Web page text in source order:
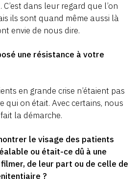
dans leur regard que l’on
ils sont quand même aussi là
envie de nous dire.
une résistance à votre
en grande crise n’étaient pas
qui on était. Avec certains, nous
la démarche.
le visage des patients
ou était-ce dû à une
de leur part ou de celle de
?